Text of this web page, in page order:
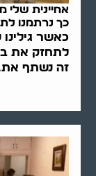
אחיינית שלי
כך נרתמנו
כאשר
לתחזק את
זה נשתף